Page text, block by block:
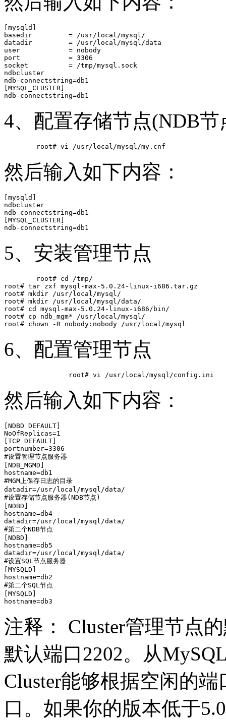
[mysqld]
basedir         = /usr/local/mysql/
datadir         = /usr/local/mysql/data
user            = nobody
port            = 3306
socket          = /tmp/mysql.sock
ndbcluster
ndb-connectstring=db1
[MYSQL_CLUSTER]
4、配置存储节点(NDB节
然后输入如下内容：
[mysqld]
ndbcluster
ndb-connectstring=db1
[MYSQL_CLUSTER]
5、安装管理节点
root# tar zxf mysql-max-5.0.24-linux-i686.tar.gz
root# mkdir /usr/local/mysql/
root# mkdir /usr/local/mysql/data/
root# cd mysql-max-5.0.24-linux-i686/bin/
root# cp ndb_mgm* /usr/local/mysql/
6、配置管理节点
然后输入如下内容：
[NDBD DEFAULT]
NoOfReplicas=1
[TCP DEFAULT]
portnumber=3306
#设置管理节点服务器
[NDB_MGMD]
hostname=db1
#MGM上保存日志的目录
datadir=/usr/local/mysql/data/
#设置存储节点服务器(NDB节点)
[NDBD]
hostname=db4
datadir=/usr/local/mysql/data/
#第二个NDB节点
[NDBD]
hostname=db5
datadir=/usr/local/mysql/data/
#设置SQL节点服务器
[MYSQLD]
hostname=db2
#第二个SQL节点
[MYSQLD]
注释： Cluster管理节点
默认端口2202。从
Cluster能够根据空闲的
口。如果你的版本低于